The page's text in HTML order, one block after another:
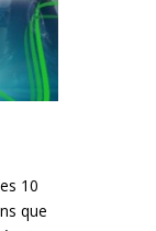
10
que